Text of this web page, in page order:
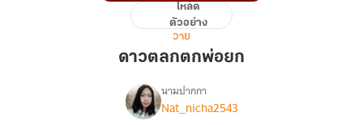
ดาวตลก
โหลด
ตัวอย่าง
วาย
ดาวตลกตกพ่อยก
เรื่อง
นามปากกา
Nat_nicha2543